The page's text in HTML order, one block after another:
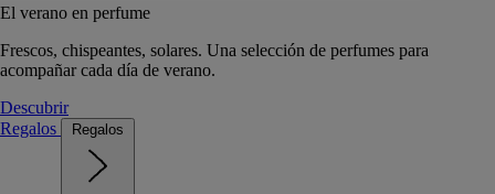
El verano en perfume
Frescos, chispeantes, solares. Una selección de perfumes para
acompañar cada día de verano.
Descubrir
Regalos
Regalos